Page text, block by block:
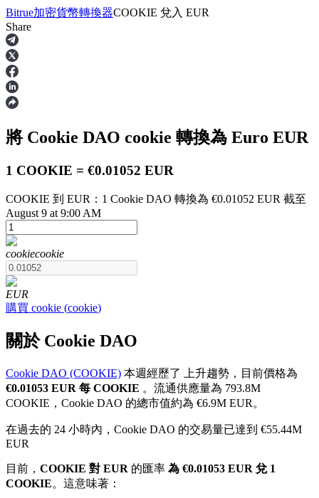
合約
多種以USDT結算的永續合約
幣本位永續
以數字貨幣為保證金的永續合約
TradFi
Bitrue加密貨幣轉換器COOKIE 兌入 EUR
Share
將 Cookie DAO cookie 轉換為 Euro EUR
1 COOKIE = €0.01052 EUR
COOKIE 到 EUR：1 Cookie DAO 轉換為 €0.01052 EUR 截至
August 9 at 9:00 AM
cookiecookie
EUR
購買 cookie (cookie)
關於 Cookie DAO
Cookie DAO (COOKIE) 本週經歷了 上升趨勢，目前價格為
€0.01053 EUR 每 COOKIE 。流通供應量為 793.8M
COOKIE，Cookie DAO 的總市值約為 €6.9M EUR。
在過去的 24 小時內，Cookie DAO 的交易量已達到 €55.44M
EUR
目前， COOKIE 對 EUR 的匯率 為 €0.01053 EUR 兌 1
COOKIE。這意味著：